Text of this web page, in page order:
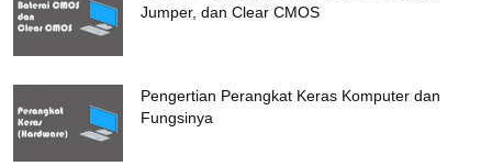
Jumper, dan Clear CMOS
Pengertian Perangkat Keras Komputer dan
Fungsinya